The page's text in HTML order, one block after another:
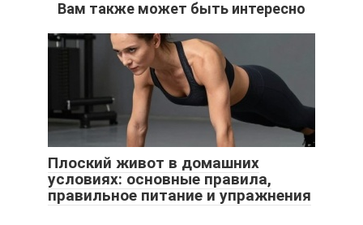
Вам также может быть интересно
Плоский живот в домашних
условиях: основные правила,
правильное питание и упражнения